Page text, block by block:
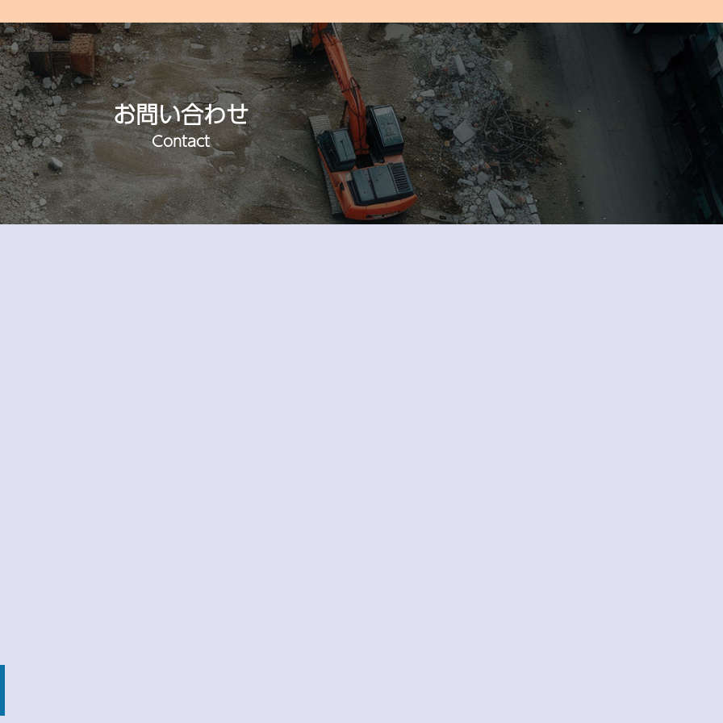
お問い合わせ
Contact